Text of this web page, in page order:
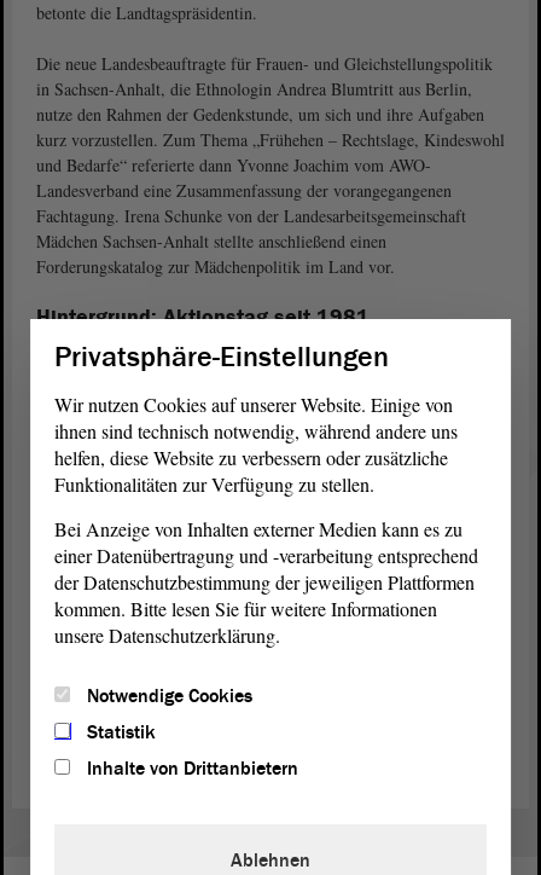
betonte die Landtagspräsidentin.
Die neue Landesbeauftragte für Frauen- und Gleichstellungspolitik
in Sachsen-Anhalt, die Ethnologin Andrea Blumtritt aus Berlin,
nutze den Rahmen der Gedenkstunde, um sich und ihre Aufgaben
kurz vorzustellen. Zum Thema „Frühehen – Rechtslage, Kindeswohl
und Bedarfe“ referierte dann Yvonne Joachim vom AWO-
Landesverband eine Zusammenfassung der vorangegangenen
Fachtagung. Irena Schunke von der Landesarbeitsgemeinschaft
Mädchen Sachsen-Anhalt stellte anschließend einen
Forderungskatalog zur Mädchenpolitik im Land vor.
Hintergrund: Aktionstag seit 1981
Aber schon seit 1981 organisieren Menschenrechtsorganisationen
alljährlich zum 25. November Veranstaltungen, bei denen die
Einhaltung der Menschenrechte von Frauen und Mädchen auf die
Agenda gesetzt werden. Ins Zentrum rücken dabei die Themen
Zwangsprostitution, sexueller Missbrauch, Sextourismus,
Vergewaltigung ebenso wie Genitalverstümmelung, Häusliche
Bundesweit bekannt ist inzwischen die Fahnenaktion von Terre des
Femmes. Am 25. November 2001 ließ die Frauenrechtsorganisation
zum ersten Mal die Fahnen wehen, um ein Zeichen gegen Gewalt an
Frauen zu setzen. Seither wird die Aktion von zahlreichen Frauen-
Ministerien aufgegriffen und weitergetragen.
Zur Internetseite von Terre des Femmes
Privatsphäre-Einstellungen
Wir nutzen Cookies auf unserer Website. Einige von
ihnen sind technisch notwendig, während andere uns
helfen, diese Website zu verbessern oder zusätzliche
Funktionalitäten zur Verfügung zu stellen.
Bei Anzeige von Inhalten externer Medien kann es zu
einer Datenübertragung und -verarbeitung entsprechend
der Datenschutzbestimmung der jeweiligen Plattformen
kommen. Bitte lesen Sie für weitere Informationen
unsere Datenschutzerklärung.
Notwendige Cookies
Statistik
Inhalte von Drittanbietern
Ablehnen